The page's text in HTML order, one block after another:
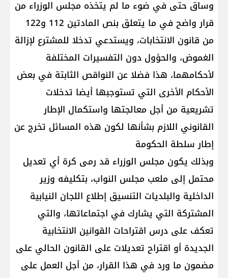
وساق حتى في ضوء ما لم يتخذه مجلس الوزراء من
قرار واضح في ما يتعلق بنص المادتين 112 و122
من قانون الانتخابات، ويستدعي تدخلا للمشترع لإزالة
الغموض، والحؤول دون التفسيرات المختلفة
لأحكامهما، هذا فضلا عن النواقص الثابتة في بعض
الأحكام الأخرى التي تستوجبها أيضا تدخلات
تشريعية من أجل معالجتها واستكمال الإطار
القانوني اللازم بشأنها لكون هذه المسائل تخرج عن
إطار سلطة الحكومة
وبذلك يكون مجلس الوزراء قد رمى كرة أي تعديل
محتمل إلى ملعب مجلس النواب، بتكليفه وزير
الداخلية والبلديات التنسيق إطلاع اللجان النيابية
المشتركة التي يشارك في اجتماعاتها، والتي
تعكف على درس اقتراحات القوانين الانتخابية
الجديدة أو اقتراح تعديلات على القانون الحالي على
مضمون ما ورد في هذا القرار، من أجل العمل على